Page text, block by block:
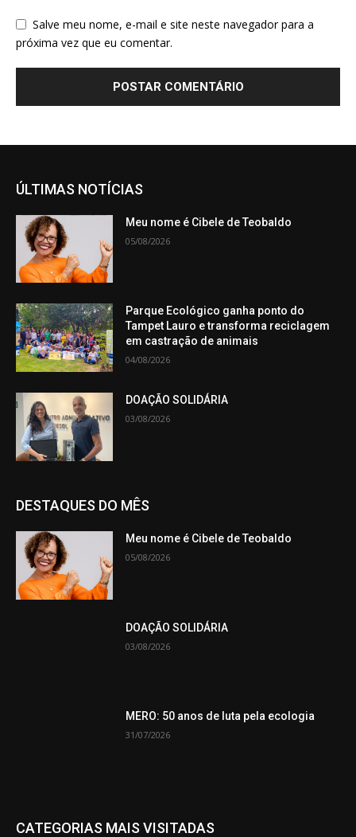
Salve meu nome, e-mail e site neste navegador para a
próxima vez que eu comentar.
ÚLTIMAS NOTÍCIAS
Meu nome é Cibele de Teobaldo
05/08/2026
Parque Ecológico ganha ponto do
Tampet Lauro e transforma reciclagem
em castração de animais
04/08/2026
DOAÇÃO SOLIDÁRIA
03/08/2026
DESTAQUES DO MÊS
Meu nome é Cibele de Teobaldo
05/08/2026
DOAÇÃO SOLIDÁRIA
03/08/2026
MERO: 50 anos de luta pela ecologia
31/07/2026
CATEGORIAS MAIS VISITADAS